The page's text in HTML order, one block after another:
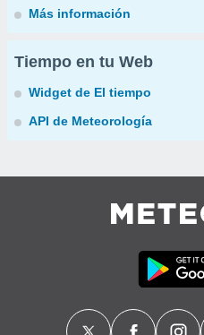
Más información
Tiempo en tu Web
Widget de El tiempo
API de Meteorología